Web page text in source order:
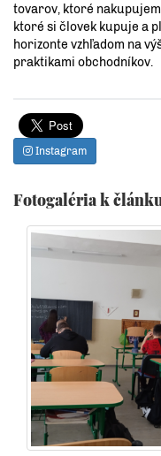
tovarov, ktoré
ktoré si človek kupuje a
horizonte vzhľadom na
praktikami obchodníkov.
Instagram
Fotogaléria k